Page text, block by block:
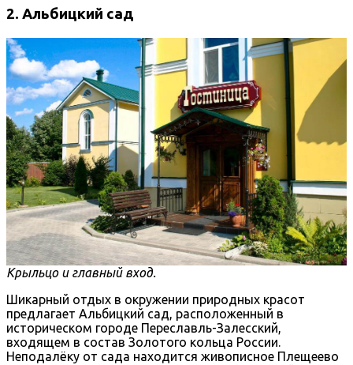
2. Альбицкий сад
Крыльцо и главный вход.
Шикарный отдых в окружении природных красот
предлагает Альбицкий сад, расположенный в
историческом городе Переславль-Залесский,
входящем в состав Золотого кольца России.
Неподалёку от сада находится живописное Плещеево